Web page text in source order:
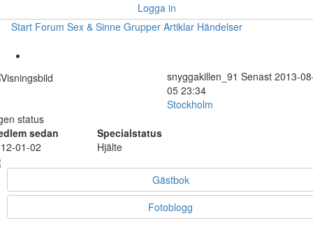
Logga in
Start Forum Sex & Sinne Grupper Artiklar Händelser
snyggakillen_91 Senast 2013-
05 23:34
Stockholm
status
sedan
Specialstatus
01-02
Hjälte
Gästbok
Fotoblogg